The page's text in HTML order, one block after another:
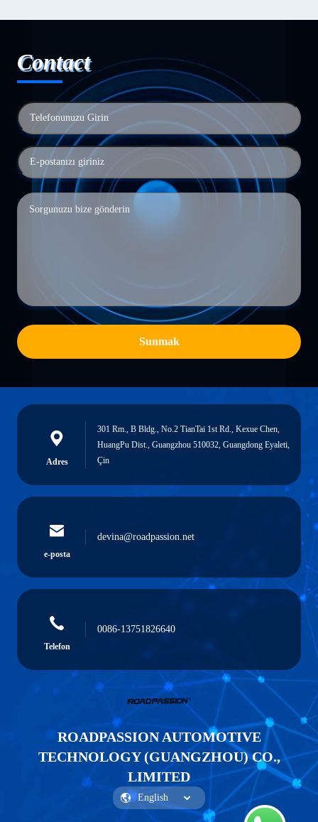
Contact
Sunmak
Adres
301 Rm., B Bldg., No.2 TianTai 1st Rd., Kexue Chen,
HuangPu Dist., Guangzhou 510032, Guangdong Eyaleti,
Çin
e-posta
devina@roadpassion.net
Telefon
0086-13751826640
ROADPASSION AUTOMOTIVE
TECHNOLOGY (GUANGZHOU) CO.,
LIMITED